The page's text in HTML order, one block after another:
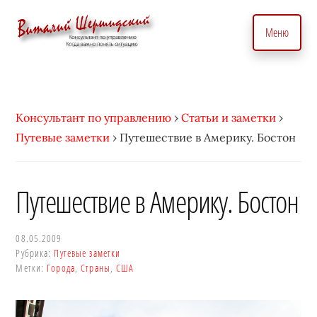
Дополнительное
меню
вопросам
управления
бизнесом.
индивидуальным
подходом
Виталий
Шершидский
вопросам
управления.
для
управление
и
развития
Меню
Консультант по управлению ›Статьи и заметки ›
Путевые заметки › Путешествие в Америку. Бостон
Путешествие в Америку. Бостон
08.05.2009
Рубрика: Путевые заметки
Метки: Города,Страны,США